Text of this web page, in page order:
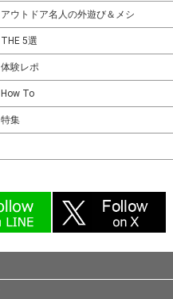
アウトドア名人の外遊び＆メシ
THE 5選
体験レポ
How To
特集